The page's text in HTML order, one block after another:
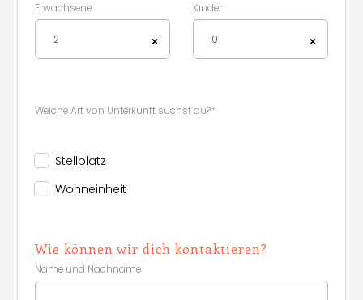
Erwachsene
×
2
Kinder
×
0
Welche Art von Unterkunft suchst du?*
Stellplatz
Wohneinheit
Wie können wir dich kontaktieren?
Name und Nachname